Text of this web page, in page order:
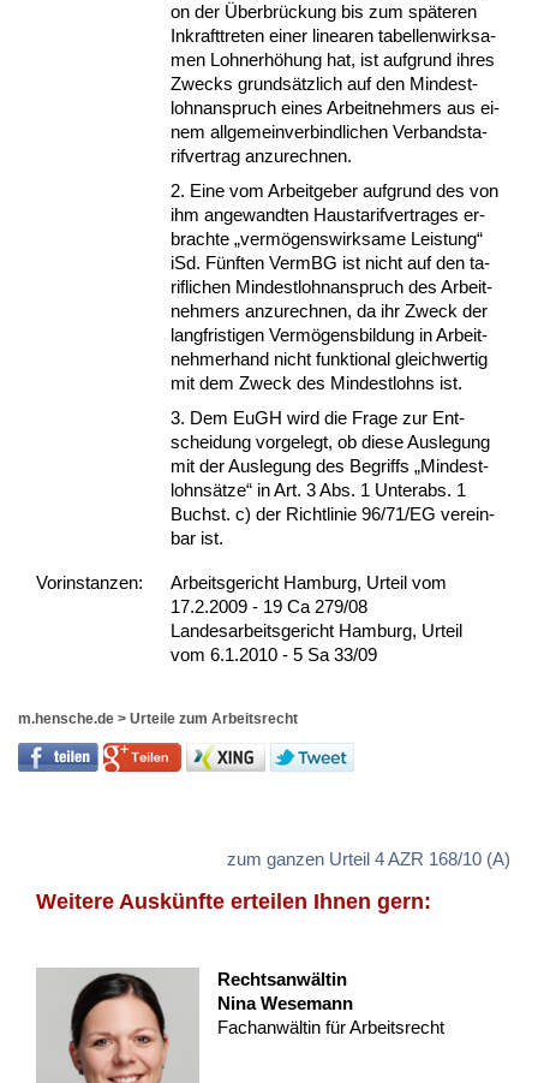
on der Über­brückung bis zum späte­ren
In­kraft­tre­ten ei­ner li­nea­ren ta­bel­len­wirk­sa­
men Loh­nerhöhung hat, ist auf­grund ih­res
Zwecks grundsätz­lich auf den Min­dest­
lohn­an­spruch ei­nes Ar­beit­neh­mers aus ei­
nem all­ge­mein­ver­bind­li­chen Ver­bands­ta­
rif­ver­trag an­zu­rech­nen.
2. Ei­ne vom Ar­beit­ge­ber auf­grund des von
ihm an­ge­wand­ten Haus­ta­rif­ver­tra­ges er­
brach­te „vermögens­wirk­sa­me Leis­tung“
iSd. Fünf­ten VermBG ist nicht auf den ta­
rif­li­chen Min­dest­lohn­an­spruch des Ar­beit­
neh­mers an­zu­rech­nen, da ihr Zweck der
lang­fris­ti­gen Vermögens­bil­dung in Ar­beit­
neh­mer­hand nicht funk­tio­nal gleich­wer­tig
mit dem Zweck des Min­dest­lohns ist.
3. Dem EuGH wird die Fra­ge zur Ent­
schei­dung vor­ge­legt, ob die­se Aus­le­gung
mit der Aus­le­gung des Be­griffs „Min­dest­
lohnsätze“ in Art. 3 Abs. 1 Un­terabs. 1
Buchst. c) der Richt­li­nie 96/71/EG ver­ein­
bar ist.
Vor­ins­tan­zen:
Arbeitsgericht Hamburg, Urteil vom
17.2.2009 - 19 Ca 279/08
Landesarbeitsgericht Hamburg, Urteil
vom 6.1.2010 - 5 Sa 33/09
m.hensche.de > Urteile zum Arbeitsrecht
zum ganzen Urteil 4 AZR 168/10 (A)
Weitere Auskünfte erteilen Ihnen gern:
Rechtsanwältin
Nina Wesemann
Fachanwältin für Arbeitsrecht